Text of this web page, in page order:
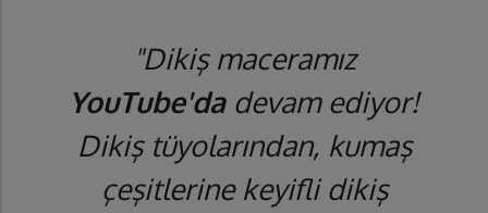
"Dikiş maceramız
YouTube'dadevam ediyor!
Dikiş tüyolarından, kumaş
çeşitlerine keyifli dikiş